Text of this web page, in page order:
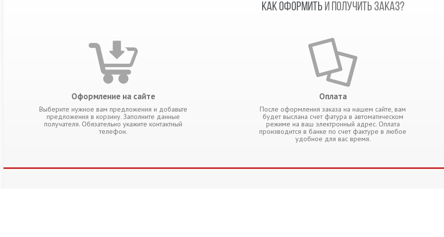
КАК ОФОРМИТЬ И ПОЛУЧИТЬ ЗАКАЗ?
Оформление на сайте
Выберите нужное вам предложения и добавьте
предложения в корзину. Заполните данные
получателя. Обязательно укажите контактный
телефон.
Оплата
После оформления заказа на нашем сайте, вам
будет выслана счет фатура в автоматическом
режиме на ваш электронный адрес. Оплата
производится в банке по счет фактуре в любое
удобное для вас время.